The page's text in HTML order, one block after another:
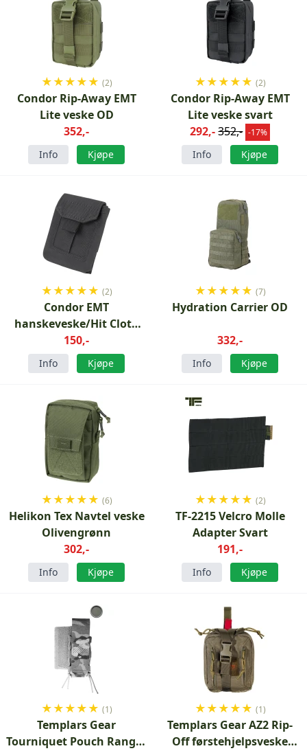
★★★★★ (2)
Condor Rip-Away EMT
Lite veske OD
352,-
Info Kjøpe
★★★★★ (2)
Condor Rip-Away EMT
Lite veske svart
292,- 352,- -17%
Info Kjøpe
★★★★★ (2)
Condor EMT
hanskeveske/Hit Cloth
Black
150,-
Info Kjøpe
★★★★★ (7)
Hydration Carrier OD
332,-
Info Kjøpe
★★★★★ (6)
Helikon Tex Navtel veske
Olivengrønn
302,-
Info Kjøpe
★★★★★ (2)
TF-2215 Velcro Molle
Adapter Svart
191,-
Info Kjøpe
★★★★★ (1)
Templars Gear
Tourniquet Pouch Ranger
★★★★★ (1)
Templars Gear AZ2 Rip-
Off førstehjelpsveske